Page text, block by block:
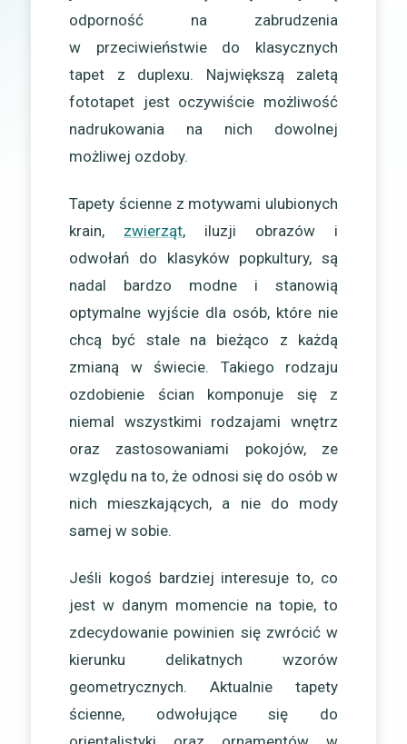
odporność na zabrudzenia
w przeciwieństwie do klasycznych
tapet z duplexu. Największą zaletą
fototapet jest oczywiście możliwość
nadrukowania na nich dowolnej
możliwej ozdoby.
Tapety ścienne z motywami ulubionych
krain, zwierząt, iluzji obrazów i
odwołań do klasyków popkultury, są
nadal bardzo modne i stanowią
optymalne wyjście dla osób, które nie
chcą być stale na bieżąco z każdą
zmianą w świecie. Takiego rodzaju
ozdobienie ścian komponuje się z
niemal wszystkimi rodzajami wnętrz
oraz zastosowaniami pokojów, ze
względu na to, że odnosi się do osób w
nich mieszkających, a nie do mody
samej w sobie.
Jeśli kogoś bardziej interesuje to, co
jest w danym momencie na topie, to
zdecydowanie powinien się zwrócić w
kierunku delikatnych wzorów
geometrycznych. Aktualnie tapety
ścienne, odwołujące się do